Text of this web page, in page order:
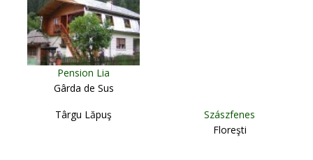
Pension Lia
Gârda de Sus
Târgu Lăpuş
Szászfenes
Floreşti